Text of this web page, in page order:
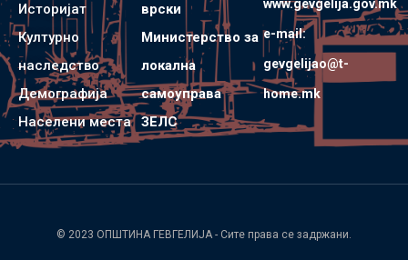
Историјат
Културно
наследство
Демографија
Населени места
врски
Министерство за
локална
самоуправа
ЗЕЛС
www.gevgelija.gov.mk
e-mail:
gevgelijao@t-
home.mk
© 2023 ОПШТИНА ГЕВГЕЛИЈА - Сите права се задржани.